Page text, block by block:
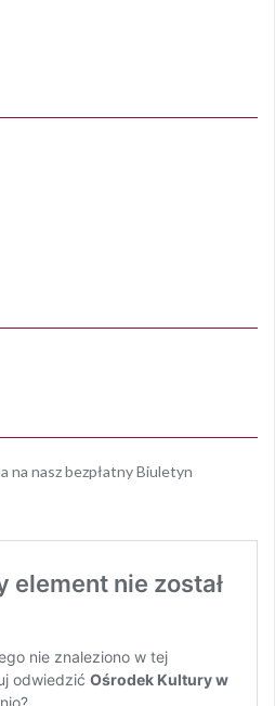
na nasz bezpłatny Biuletyn